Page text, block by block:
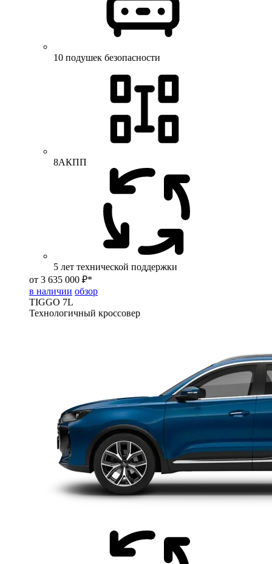
10 подушек безопасности
8АКПП
5 лет технической поддержки
от 3 635 000 ₽*
в наличии обзор
TIGGO 7L
Технологичный кроссовер